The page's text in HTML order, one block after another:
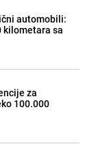
automobili:
kilometara sa
za
100.000